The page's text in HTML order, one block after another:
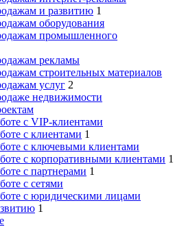
и развитию 1
оборудования
промышленного
рекламы
строительных материалов
услуг 2
недвижимости
с VIP-клиентами
с клиентами 1
с ключевыми клиентами
с корпоративными клиентами 1
с партнерами 1
с сетями
с юридическими лицами
1